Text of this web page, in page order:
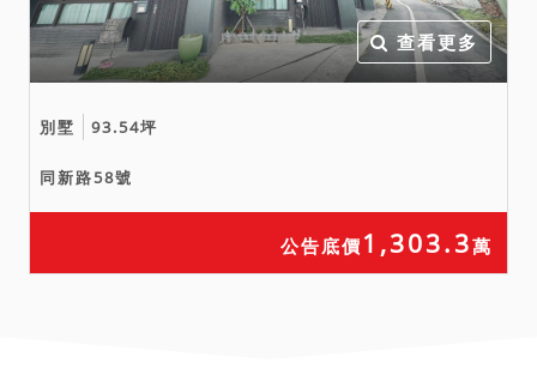
查看更多
別墅 93.54坪
同新路58號
公告底價 1,303.3萬